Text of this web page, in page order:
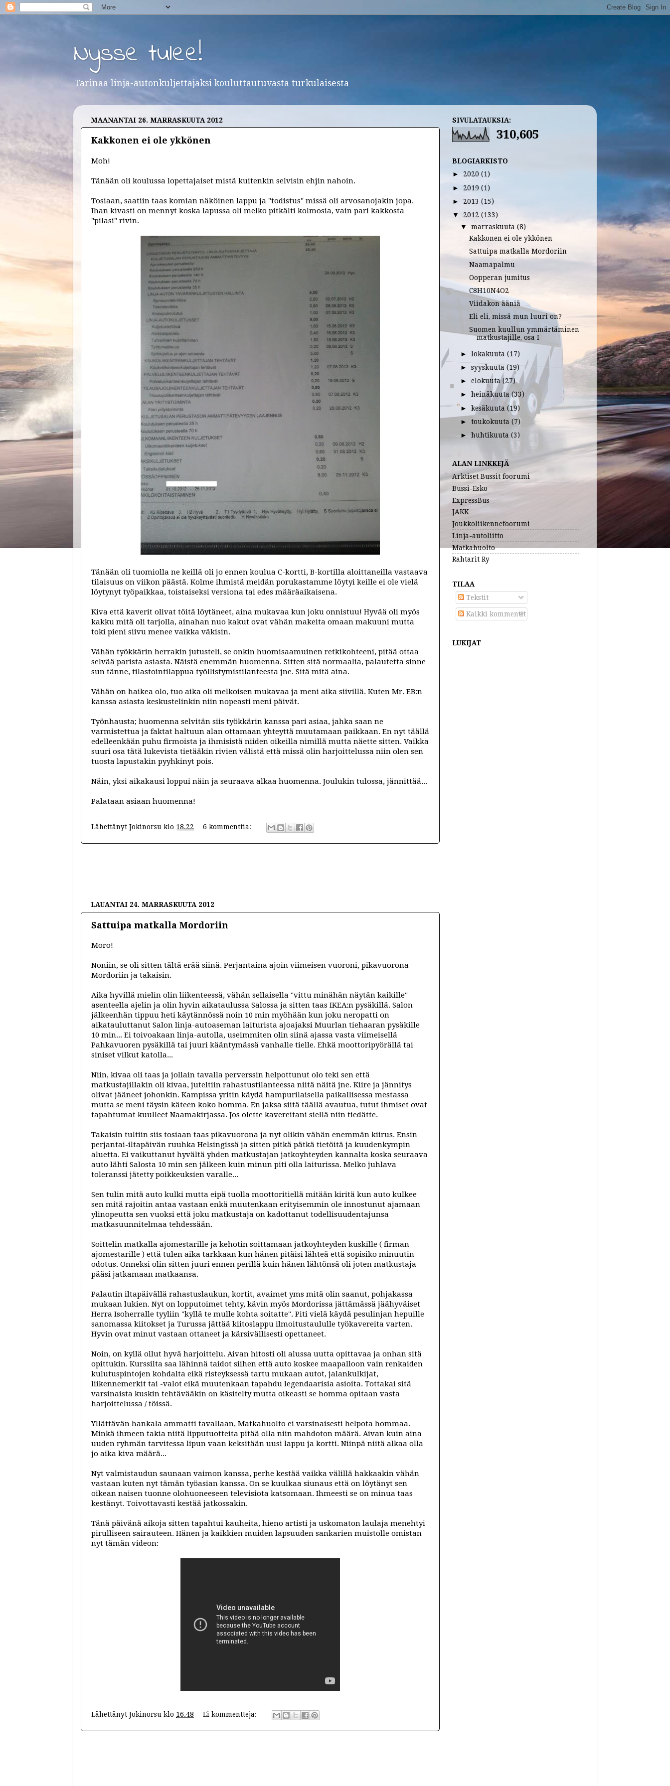
Nysse tulee!
Tarinaa linja-autonkuljettajaksi kouluttautuvasta turkulaisesta
MAANANTAI 26. MARRASKUUTA 2012
Kakkonen ei ole ykkönen
Moh!
Tänään oli koulussa lopettajaiset mistä kuitenkin selvisin ehjin nahoin.
Tosiaan, saatiin taas komian näköinen lappu ja "todistus" missä oli arvosanojakin jopa.
Ihan kivasti on mennyt koska lapussa oli melko pitkälti kolmosia, vain pari kakkosta
"pilasi" rivin.
Tänään oli tuomiolla ne keillä oli jo ennen koulua C-kortti, B-kortilla aloittaneilla vastaava
tilaisuus on viikon päästä. Kolme ihmistä meidän porukastamme löytyi keille ei ole vielä
löytynyt työpaikkaa, toistaiseksi versiona tai edes määräaikaisena.
Kiva että kaverit olivat töitä löytäneet, aina mukavaa kun joku onnistuu! Hyvää oli myös
kakku mitä oli tarjolla, ainahan nuo kakut ovat vähän makeita omaan makuuni mutta
toki pieni siivu menee vaikka väkisin.
Vähän työkkärin herrakin jutusteli, se onkin huomisaamuinen retkikohteeni, pitää ottaa
selvää parista asiasta. Näistä enemmän huomenna. Sitten sitä normaalia, palautetta sinne
sun tänne, tilastointilappua työllistymistilanteesta jne. Sitä mitä aina.
Vähän on haikea olo, tuo aika oli melkoisen mukavaa ja meni aika siivillä. Kuten Mr. EB:n
kanssa asiasta keskustelinkin niin nopeasti meni päivät.
Työnhausta; huomenna selvitän siis työkkärin kanssa pari asiaa, jahka saan ne
varmistettua ja faktat haltuun alan ottamaan yhteyttä muutamaan paikkaan. En nyt täällä
edelleenkään puhu firmoista ja ihmisistä niiden oikeilla nimillä mutta näette sitten. Vaikka
suuri osa tätä lukevista tietääkin rivien välistä että missä olin harjoittelussa niin olen sen
tuosta lapustakin pyyhkinyt pois.
Näin, yksi aikakausi loppui näin ja seuraava alkaa huomenna. Joulukin tulossa, jännittää...
Palataan asiaan huomenna!
Lähettänyt Jokinorsu klo 18.22 6 kommenttia:
LAUANTAI 24. MARRASKUUTA 2012
Sattuipa matkalla Mordoriin
Moro!
Noniin, se oli sitten tältä erää siinä. Perjantaina ajoin viimeisen vuoroni, pikavuorona
Mordoriin ja takaisin.
Aika hyvillä mielin olin liikenteessä, vähän sellaisella "vittu minähän näytän kaikille"
asenteella ajelin ja olin hyvin aikataulussa Salossa ja sitten taas IKEA:n pysäkillä. Salon
jälkeenhän tippuu heti käytännössä noin 10 min myöhään kun joku neropatti on
aikatauluttanut Salon linja-autoaseman laiturista ajoajaksi Muurlan tiehaaran pysäkille
10 min... Ei toivoakaan linja-autolla, useimmiten olin siinä ajassa vasta viimeisellä
Pahkavuoren pysäkillä tai juuri kääntymässä vanhalle tielle. Ehkä moottoripyörällä tai
siniset vilkut katolla...
Niin, kivaa oli taas ja jollain tavalla perverssin helpottunut olo teki sen että
matkustajillakin oli kivaa, juteltiin rahastustilanteessa niitä näitä jne. Kiire ja jännitys
olivat jääneet johonkin. Kampissa yritin käydä hampurilaisella paikallisessa mestassa
mutta se meni täysin käteen koko homma. En jaksa siitä täällä avautua, tutut ihmiset ovat
tapahtumat kuulleet Naamakirjassa. Jos olette kavereitani siellä niin tiedätte.
Takaisin tultiin siis tosiaan taas pikavuorona ja nyt olikin vähän enemmän kiirus. Ensin
perjantai-iltapäivän ruuhka Helsingissä ja sitten pitkä pätkä tietöitä ja kuudenkympin
aluetta. Ei vaikuttanut hyvältä yhden matkustajan jatkoyhteyden kannalta koska seuraava
auto lähti Salosta 10 min sen jälkeen kuin minun piti olla laiturissa. Melko juhlava
toleranssi jätetty poikkeuksien varalle...
Sen tulin mitä auto kulki mutta eipä tuolla moottoritiellä mitään kiritä kun auto kulkee
sen mitä rajoitin antaa vastaan enkä muutenkaan erityisemmin ole innostunut ajamaan
ylinopeutta sen vuoksi että joku matkustaja on kadottanut todellisuudentajunsa
matkasuunnitelmaa tehdessään.
Soittelin matkalla ajomestarille ja kehotin soittamaan jatkoyhteyden kuskille ( firman
ajomestarille ) että tulen aika tarkkaan kun hänen pitäisi lähteä että sopisiko minuutin
odotus. Onneksi olin sitten juuri ennen perillä kuin hänen lähtönsä oli joten matkustaja
pääsi jatkamaan matkaansa.
Palautin iltapäivällä rahastuslaukun, kortit, avaimet yms mitä olin saanut, pohjakassa
mukaan lukien. Nyt on lopputoimet tehty, kävin myös Mordorissa jättämässä jäähyväiset
Herra Isoherralle tyyliin "kyllä te mulle kohta soitatte". Piti vielä käydä pesulinjan hepuille
sanomassa kiitokset ja Turussa jättää kiitoslappu ilmoitustaululle työkavereita varten.
Hyvin ovat minut vastaan ottaneet ja kärsivällisesti opettaneet.
Noin, on kyllä ollut hyvä harjoittelu. Aivan hitosti oli alussa uutta opittavaa ja onhan sitä
opittukin. Kurssilta saa lähinnä taidot siihen että auto koskee maapalloon vain renkaiden
kulutuspintojen kohdalta eikä risteyksessä tartu mukaan autot, jalankulkijat,
liikennemerkit tai -valot eikä muutenkaan tapahdu legendaarisia asioita. Tottakai sitä
varsinaista kuskin tehtävääkin on käsitelty mutta oikeasti se homma opitaan vasta
harjoittelussa / töissä.
Yllättävän hankala ammatti tavallaan, Matkahuolto ei varsinaisesti helpota hommaa.
Minkä ihmeen takia niitä lipputuotteita pitää olla niin mahdoton määrä. Aivan kuin aina
uuden ryhmän tarvitessa lipun vaan keksitään uusi lappu ja kortti. Niinpä niitä alkaa olla
jo aika kiva määrä...
Nyt valmistaudun saunaan vaimon kanssa, perhe kestää vaikka välillä hakkaakin vähän
vastaan kuten nyt tämän työasian kanssa. On se kuulkaa siunaus että on löytänyt sen
oikean naisen tuonne olohuoneeseen televisiota katsomaan. Ihmeesti se on minua taas
kestänyt. Toivottavasti kestää jatkossakin.
Tänä päivänä aikoja sitten tapahtui kauheita, hieno artisti ja uskomaton laulaja menehtyi
pirulliseen sairauteen. Hänen ja kaikkien muiden lapsuuden sankarien muistolle omistan
nyt tämän videon:
Lähettänyt Jokinorsu klo 16.48 Ei kommentteja:
SIVULATAUKSIA:
310,605
BLOGIARKISTO
► 2020 (1)
► 2019 (1)
► 2013 (15)
▼ 2012 (133)
▼marraskuuta(8)
Kakkonen ei ole ykkönen
Sattuipa matkalla Mordoriin
Naamapalmu
Oopperan jumitus
C8H10N4O2
Viidakon ääniä
Eli eli, missä mun luuri on?
Suomen kuullun ymmärtäminen
matkustajille, osa I
►lokakuuta(17)
►syyskuuta(19)
►elokuuta(27)
►heinäkuuta(33)
►kesäkuuta(19)
►toukokuuta(7)
► huhtikuuta(3)
ALAN LINKKEJÄ
Arktiset Bussit foorumi
Bussi-Esko
ExpressBus
JAKK
Joukkoliikennefoorumi
Linja-autoliitto
Matkahuolto
Rahtarit Ry
TILAA
Tekstit
Kaikki kommentit
LUKIJAT